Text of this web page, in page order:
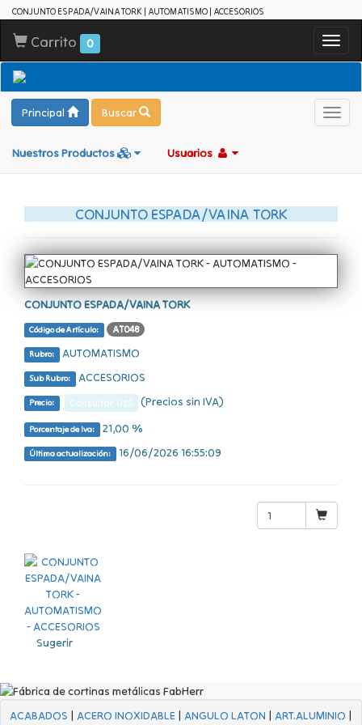
CONJUNTO ESPADA/VAINA TORK | AUTOMATISMO | ACCESORIOS
Carrito 0
Principal Buscar
Nuestros Productos Usuarios
CONJUNTO ESPADA/VAINA TORK
CONJUNTO ESPADA/VAINA TORK
Código de Artículo: AT048
Rubro: AUTOMATISMO
Sub Rubro: ACCESORIOS
Precio: Consultar U$S (Precios sin IVA)
Porcentaje de Iva: 21,00 %
Última actualización: 16/06/2026 16:55:09
Sugerir
ACABADOS | ACERO INOXIDABLE | ANGULO LATON | ART.ALUMINIO |